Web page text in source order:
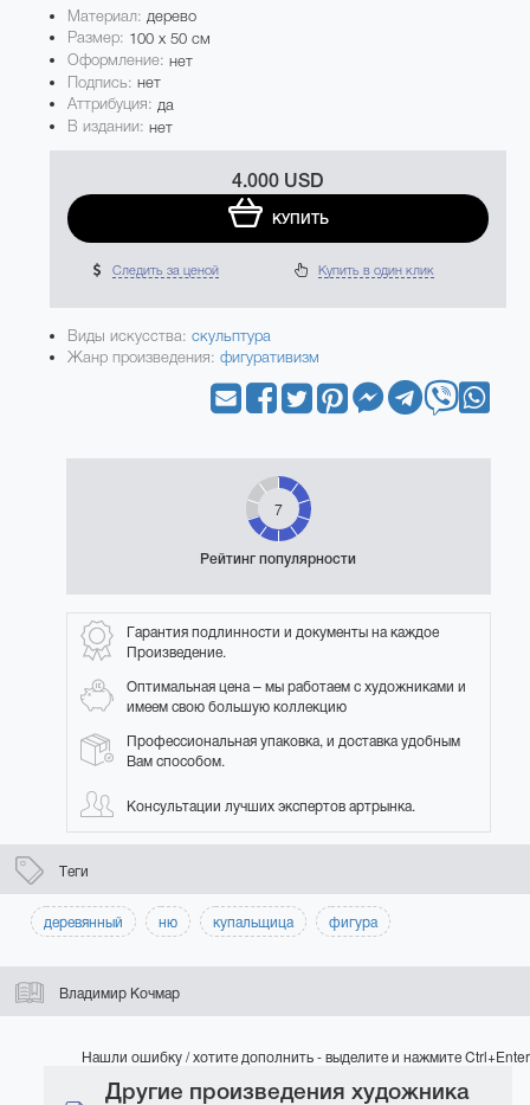
Материал: дерево
Размер: 100 x 50 см
Оформление:нет
Подпись:нет
Аттрибуция: да
В издании:нет
4.000 USD
КУПИТЬ
Следить за ценой Купить в один клик
Виды искусства:скульптура
Жанр произведения: фигуративизм
7
Рейтинг популярности
Гарантия подлинности и документы на каждое
Произведение.
Оптимальная цена – мы работаем с художниками и
имеем свою большую коллекцию
Профессиональная упаковка, и доставка удобным
Вам способом.
Консультации лучших экспертов артрынка.
Теги
деревянный ню купальщица фигура
Владимир Кочмар
Нашли ошибку / хотите дополнить - выделите и нажмите Ctrl+Enter
Другие произведения художника